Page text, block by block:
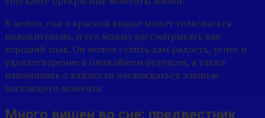
В целом, сон о красной вишне может толковаться
положительно, и его можно рассматривать как
хороший знак. Он может сулить вам радость, успех и
удовлетворение в ближайшем будущем, а также
напоминать о важности наслаждаться жизнью
настоящего момента.
Много вишен во сне: предвестник